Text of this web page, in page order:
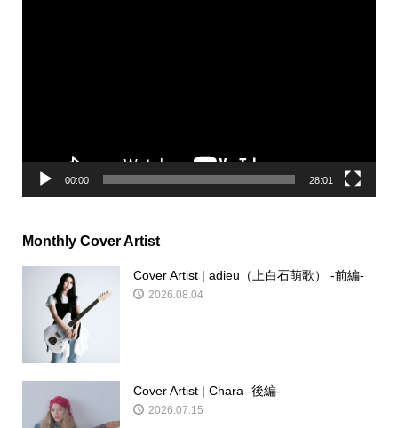
00:00 28:01
Monthly Cover Artist
Cover Artist | adieu（上白石萌歌） -前編-
2026.08.04
Cover Artist | Chara -後編-
2026.07.15